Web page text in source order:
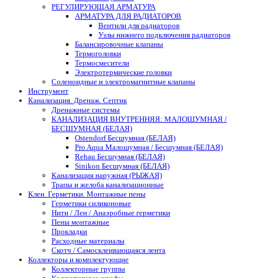
РЕГУЛИРУЮЩАЯ АРМАТУРА
АРМАТУРА ДЛЯ РАДИАТОРОВ
Вентили для радиаторов
Узлы нижнего подключения радиаторов
Балансировочные клапаны
Термоголовки
Термосмесители
Электротермические головки
Соленоидные и электромагнитные клапаны
Инструмент
Канализация. Дренаж. Септик
Дренажные системы
КАНАЛИЗАЦИЯ ВНУТРЕННЯЯ: МАЛОШУМНАЯ /
БЕСШУМНАЯ (БЕЛАЯ)
Ostendorf Бесшумная (БЕЛАЯ)
Pro Aqua Малошумная / Бесшумная (БЕЛАЯ)
Rehau Бесшумная (БЕЛАЯ)
Sinikon Бесшумная (БЕЛАЯ)
Канализация наружная (РЫЖАЯ)
Трапы и желоба канализационные
Клеи. Герметики. Монтажные пены
Герметики силиконовые
Нити / Лен / Анаэробные герметики
Пены монтажные
Прокладки
Расходные материалы
Скотч / Самосклеивающаяся лента
Коллекторы и комплектующие
Коллекторные группы